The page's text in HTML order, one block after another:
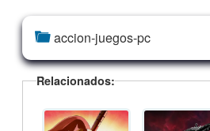
accion-juegos-pc
Relacionados: